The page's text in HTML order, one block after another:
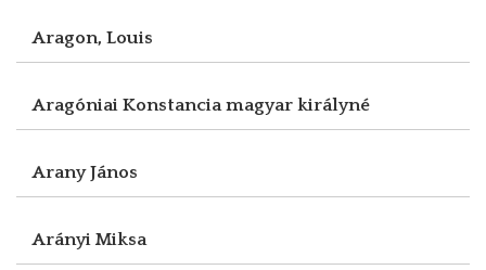
Aragon, Louis
Aragóniai Konstancia magyar királyné
Arany János
Arányi Miksa